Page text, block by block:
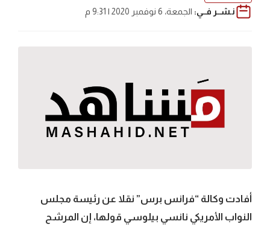
نـشــر فــي: الجمعة، 6 نوفمبر 2020 | 9:31 م
أفادت وكالة “فرانس برس” نقلا عن رئيسة مجلس
النواب الأمريكي نانسي بيلوسي قولها، إن المرشح